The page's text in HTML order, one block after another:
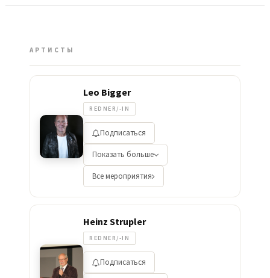
АРТИСТЫ
Leo Bigger
REDNER/-IN
Подписаться
Показать больше
Все мероприятия
Heinz Strupler
REDNER/-IN
Подписаться